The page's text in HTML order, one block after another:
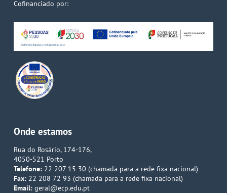
Cofinanciado por:
Onde estamos
Rua do Rosário, 174-176,
4050-521 Porto
Telefone:22 207 15 30 (chamada para a rede fixa nacional)
Fax:22 208 72 93 (chamada para a rede fixa nacional)
Email: geral@ecp.edu.pt